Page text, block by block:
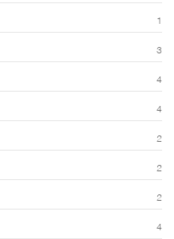
1
3
4
4
2
2
2
4